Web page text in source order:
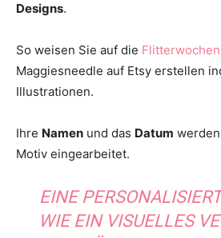
Designs.
So weisen Sie auf die Flitterwochen
Maggiesneedle auf Etsy erstellen
Illustrationen.
Ihre Namen und das Datum
Motiv eingearbeitet.
EINE
WIE EIN VISUELLES